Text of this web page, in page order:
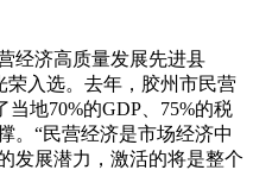
济高质量发展先进县
荣入选。去年，胶州市民营
地70%的GDP、75%的税
。“民营经济是市场经济中
发展潜力，激活的将是整个